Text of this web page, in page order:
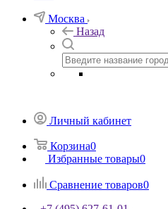
Москва
Назад
Личный кабинет
Корзина0
Избранные товары0
Сравнение товаров0